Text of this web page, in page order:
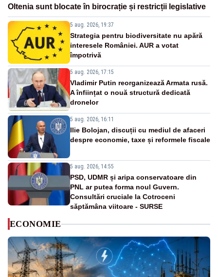
Oltenia sunt blocate în birocrație și restricții legislative
5 aug. 2026, 19:37
Strategia pentru biodiversitate nu apără
interesele României. AUR a votat
împotrivă
5 aug. 2026, 17:15
Vladimir Putin reorganizează Armata rusă.
A înființat o nouă structură dedicată
dronelor
5 aug. 2026, 16:11
Ilie Bolojan, discuții cu mediul de afaceri
despre economie, taxe și reformele fiscale
5 aug. 2026, 14:55
PSD, UDMR și aripa conservatoare din
PNL ar putea forma noul Guvern.
Consultări cruciale la Cotroceni
săptămâna viitoare - SURSE
ECONOMIE